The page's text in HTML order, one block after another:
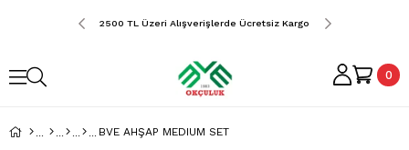
Ücretsiz Kargo 2500 TL Üzeri Alışverişlerde Ücretsiz Kargo 2500 TL Üzeri
0
BVE AHŞAP MEDIUM SET